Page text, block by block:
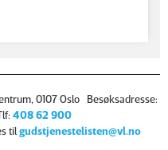
0107 Oslo Besøksadresse:
408 62 900
tilgudstjenestelisten@vl.no